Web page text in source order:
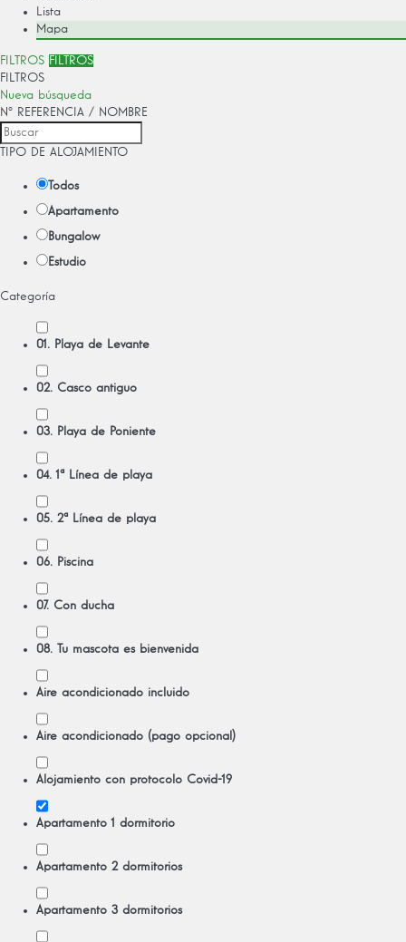
Lista
Mapa
FILTROS FILTROS
FILTROS
Nueva búsqueda
Nº REFERENCIA / NOMBRE
TIPO DE ALOJAMIENTO
Todos
Apartamento
Bungalow
Estudio
Categoría
01. Playa de Levante
02. Casco antiguo
03. Playa de Poniente
04. 1ª Línea de playa
05. 2ª Línea de playa
06. Piscina
07. Con ducha
08. Tu mascota es bienvenida
Aire acondicionado incluido
Aire acondicionado (pago opcional)
Alojamiento con protocolo Covid-19
Apartamento 1 dormitorio
Apartamento 2 dormitorios
Apartamento 3 dormitorios